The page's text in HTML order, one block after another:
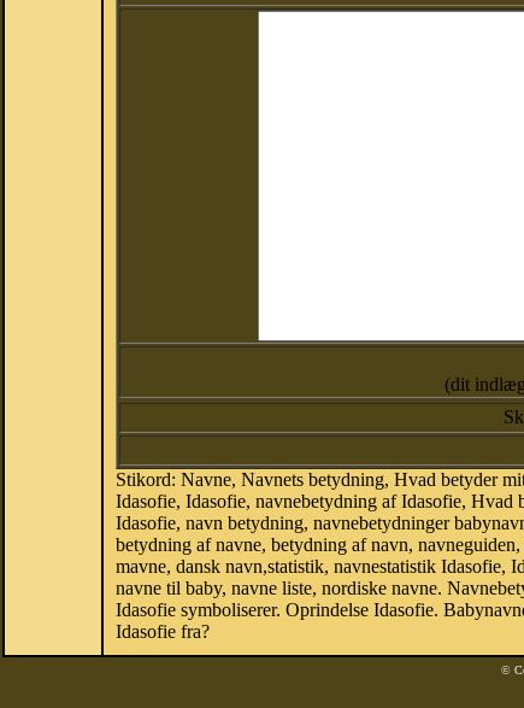
(dit
Stikord: Navne, Navnets betydning, Hvad betyder
Idasofie, Idasofie, navnebetydning af Idasofie,
Idasofie, navn betydning, navnebetydninger
betydning af navne, betydning af navn,
mavne, dansk navn,statistik, navnestatistik Idasofie,
navne til baby, navne liste, nordiske navne.
Idasofie symboliserer. Oprindelse Idasofie.
Idasofie fra?
©